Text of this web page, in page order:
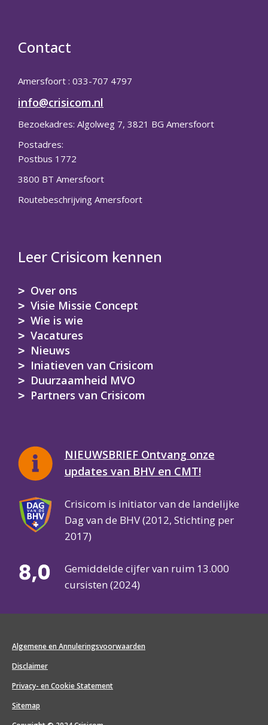
Contact
Amersfoort : 033-707 4797
info@crisicom.nl
Bezoekadres: Algolweg 7, 3821 BG Amersfoort
Postadres:
Postbus 1772
3800 BT Amersfoort
Routebeschrijving Amersfoort
Leer Crisicom kennen
Over ons
Visie Missie Concept
Wie is wie
Vacatures
Nieuws
Iniatieven van Crisicom
Duurzaamheid MVO
Partners van Crisicom
NIEUWSBRIEF Ontvang onze
updates van BHV en CMT!
Crisicom is initiator van de landelijke
Dag van de BHV (2012, Stichting per
2017)
Gemiddelde cijfer van ruim 13.000
cursisten (2024)
Algemene en Annuleringsvoorwaarden
Disclaimer
Privacy- en Cookie Statement
Sitemap